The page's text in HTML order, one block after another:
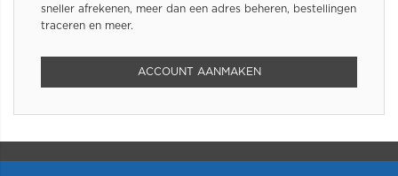
sneller afrekenen, meer dan een adres beheren, bestellingen
traceren en meer.
ACCOUNT AANMAKEN